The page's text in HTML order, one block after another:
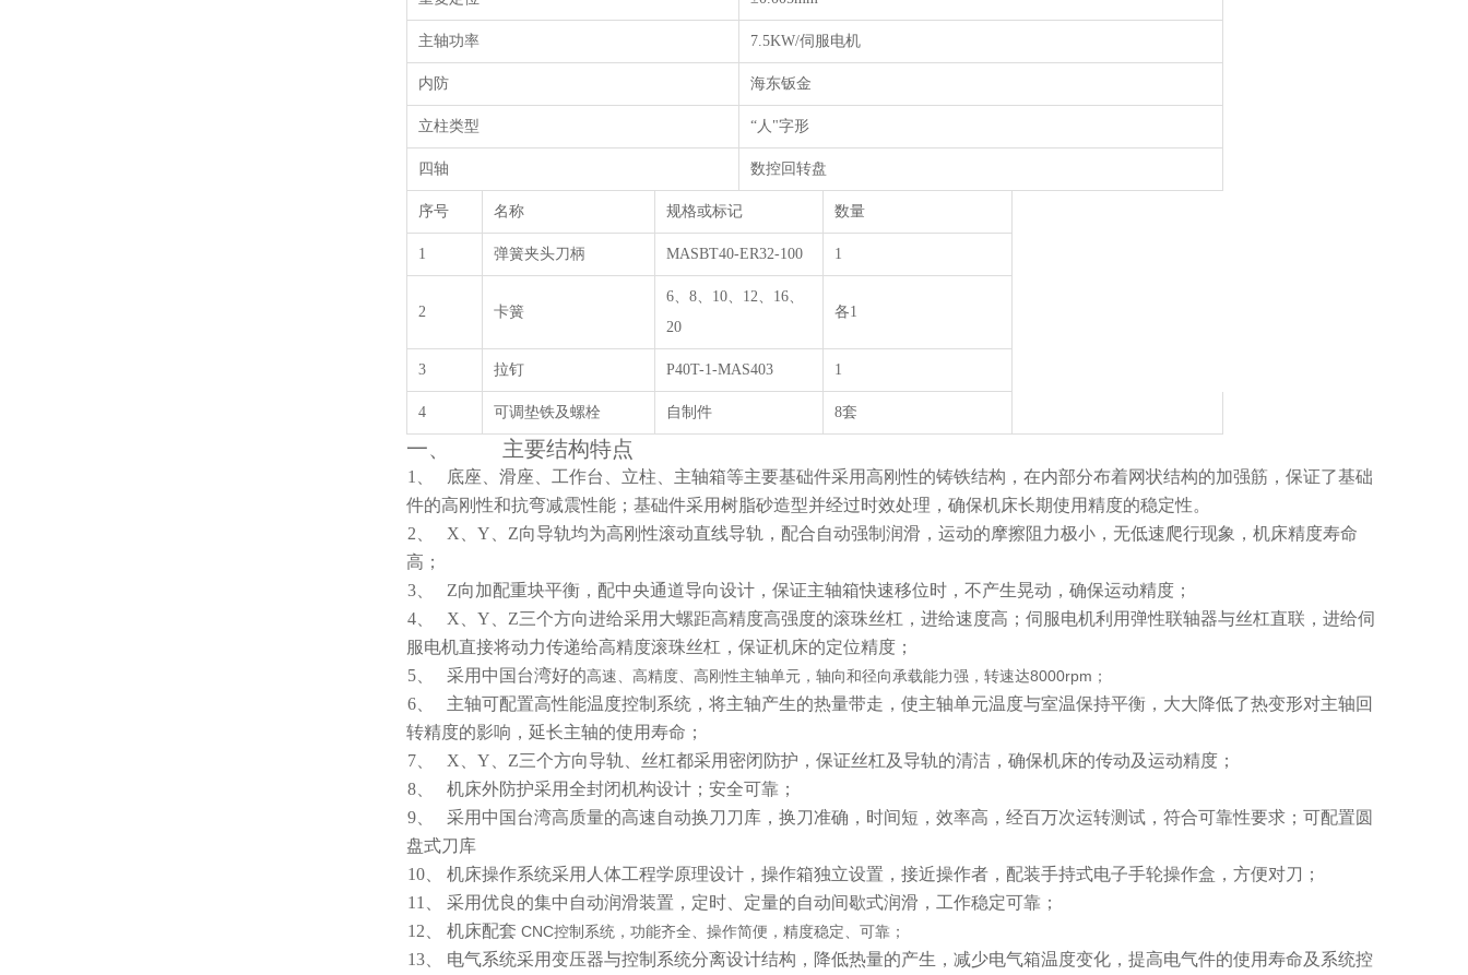
主轴功率 7.5KW/伺服电机
内防 海东钣金
立柱类型 “人 "字形
四轴 数控回转盘
序号 名称 规格或标记 数量
1 弹簧夹头刀柄 MASBT40-ER32-100 1
2 卡簧
6、 8、 10、 12、 16、
20
各1
3 拉钉 P40T-1-MAS403 1
4 可调垫铁及螺栓 自制件 8套
一、 主要结构特点
1、
底座、滑座、工作台、立柱、主轴箱等主要基础件采用高刚性的铸铁结构，在内部分布着网状结构的加强筋，保证了基础
件的高刚性和抗弯减震性能；基础件采用树脂砂造型并经过时效处理，确保机床长期使用精度的稳定性。
2、
X、 Y Z向导轨均为高刚性滚动直线导轨，配合自动强制润滑，运动的摩擦阻力极小，无低速爬行现象，机床精度寿命
高；
3、
Z向加配重块平衡，配中央通道导向设计，保证主轴箱快速移位时，不产生晃动，确保运动精度；
4、
X、 Y Z三个方向进给采用大螺距高精度高强度的滚珠丝杠，进给速度高；伺服电机利用弹性联轴器与丝杠直联，进给伺
服电机直接将动力传递给高精度滚珠丝杠，保证机床的定位精度；
5、
采用中国台湾好的高速、高精度、高刚性主轴单元，轴向和径向承载能力强，转速达8000rpm；
6、
主轴可配置高性能温度控制系统，将主轴产生的热量带走，使主轴单元温度与室温保持平衡，大大降低了热变形对主轴回
转精度的影响，延长主轴的使用寿命；
7、
X、 Y Z三个方向导轨、丝杠都采用密闭防护，保证丝杠及导轨的清洁，确保机床的传动及运动精度；
8、
机床外防护采用全封闭机构设计；安全可靠；
9、
采用中国台湾高质量的高速自动换刀刀库，换刀准确，时间短，效率高，经百万次运转测试，符合可靠性要求；可配置圆
盘式刀库
10、 机床操作系统采用人体工程学原理设计，操作箱独立设置，接近操作者，配装手持式电子手轮操作盒，方便对刀；
11、 采用优良的集中自动润滑装置，定时、定量的自动间歇式润滑，工作稳定可靠；
12、 机床配套 CNC控制系统，功能齐全、操作简便，精度稳定、可靠；
13、 电气系统采用变压器与控制系统分离设计结构，降低热量的产生，减少电气箱温度变化，提高电气件的使用寿命及系统控